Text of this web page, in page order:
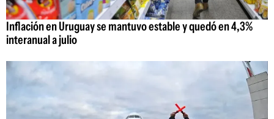
Inflación en Uruguay se mantuvo estable y quedó en 4,3%
interanual a julio